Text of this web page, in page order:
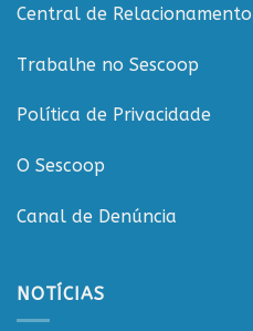
Central de Relacionamento
Trabalhe no Sescoop
Política de Privacidade
O Sescoop
Canal de Denúncia
NOTÍCIAS